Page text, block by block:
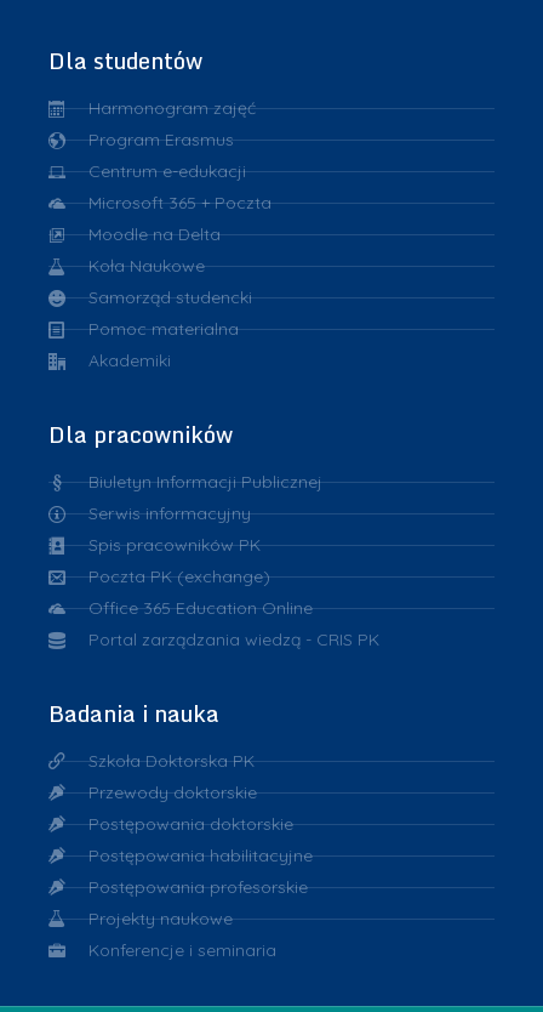
Dla studentów
Harmonogram zajęć
Program Erasmus
Centrum e-edukacji
Microsoft 365 + Poczta
Moodle na Delta
Koła Naukowe
Samorząd studencki
Pomoc materialna
Akademiki
Dla pracowników
Biuletyn Informacji Publicznej
Serwis informacyjny
Spis pracowników PK
Poczta PK (exchange)
Office 365 Education Online
Portal zarządzania wiedzą - CRIS PK
Badania i nauka
Szkoła Doktorska PK
Przewody doktorskie
Postępowania doktorskie
Postępowania habilitacyjne
Postępowania profesorskie
Projekty naukowe
Konferencje i seminaria